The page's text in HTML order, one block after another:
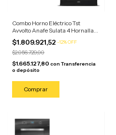
Combo Horno Eléctrico Tst
Avvolto Anafe Sulata 4 Hornallas
Negro/anafe Acero
$1.809.921,52 -12%OFF
$2.056.729,00
$1.665.127,80 con Transferencia
o depósito